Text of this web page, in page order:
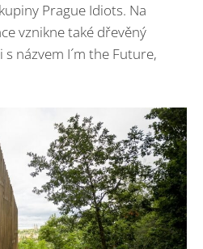
Prague Idiots. Na
vznikne také dřevěný
názvem I´m the Future,